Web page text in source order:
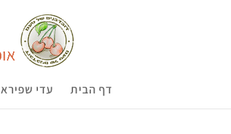
דף הבית עדי שפירא